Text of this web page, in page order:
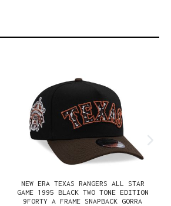
NEW ERA TEXAS RANGERS ALL STAR
GAME 1995 BLACK TWO TONE EDITION
9FORTY A FRAME SNAPBACK GORRA